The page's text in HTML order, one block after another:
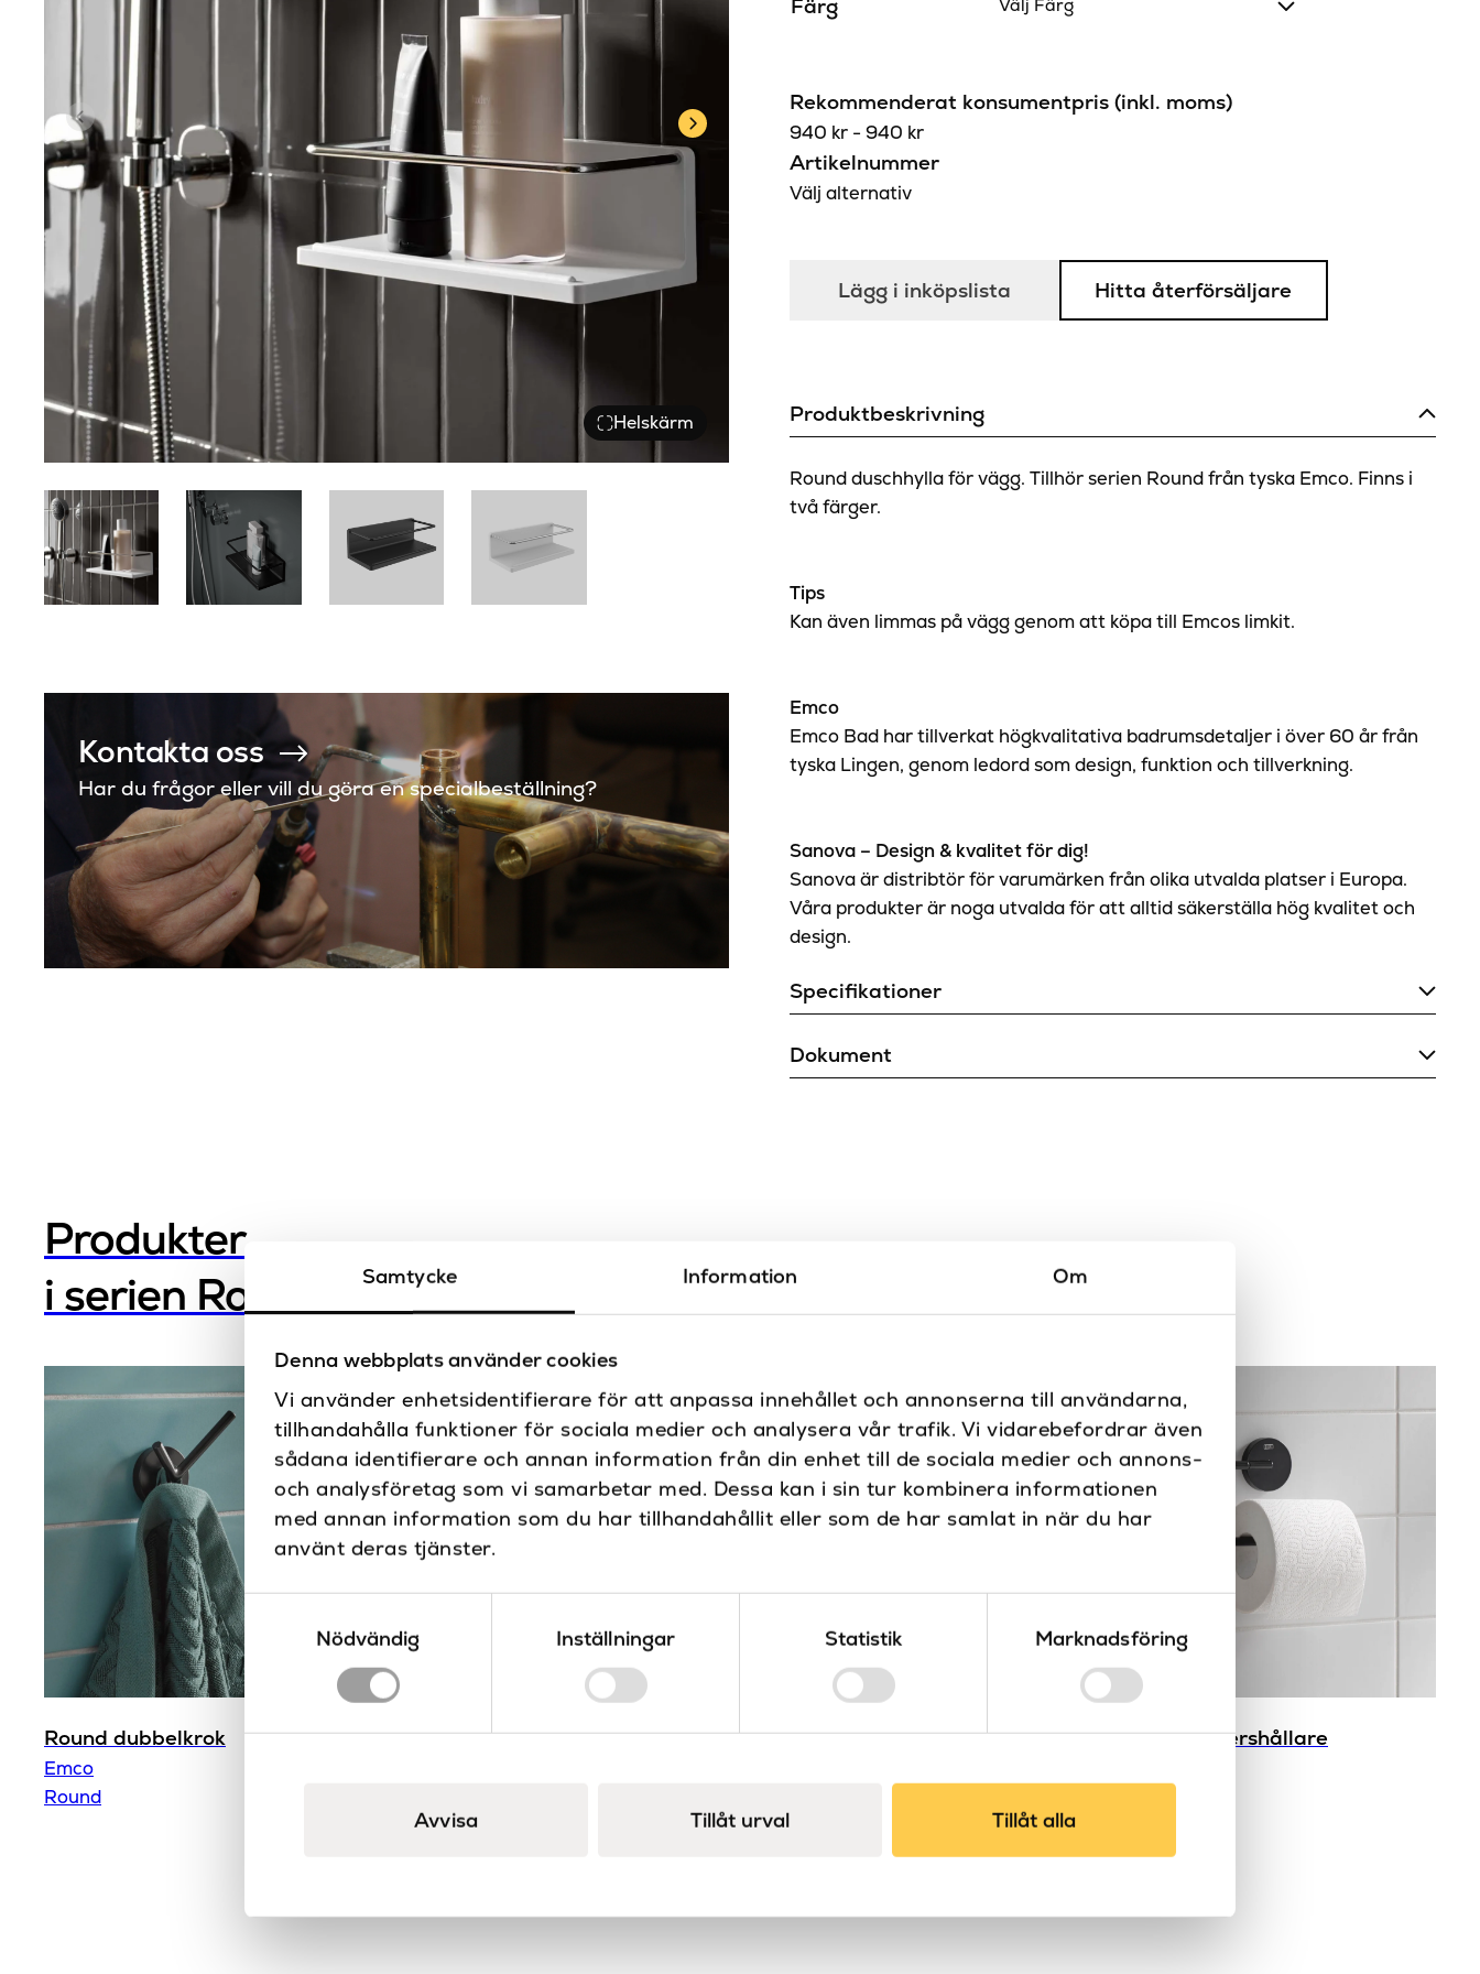
Samtycke Information Om
Denna webbplats använder cookies
Vi använder enhetsidentifierare för att anpassa innehållet och annonserna till användarna,
tillhandahålla funktioner för sociala medier och analysera vår trafik. Vi vidarebefordrar även
sådana identifierare och annan information från din enhet till de sociala medier och annons-
och analysföretag som vi samarbetar med. Dessa kan i sin tur kombinera informationen
med annan information som du har tillhandahållit eller som de har samlat in när du har
använt deras tjänster.
Samtyckesval
Nödvändig
Inställningar Statistik Marknadsföring
Avvisa Tillåt urval Tillåt alla
Helskärm
Kontakta oss
Har du frågor eller vill du göra en specialbeställning?
Färg Välj Färg
Rekommenderat konsumentpris (inkl. moms)
940 kr -940 kr
Artikelnummer
Välj alternativ
Lägg i inköpslista Hitta återförsäljare
Produktbeskrivning
Round duschhylla för vägg. Tillhör serien Round från tyska Emco. Finns i
två färger.
Tips
Kan även limmas på vägg genom att köpa till Emcos limkit.
Emco
Emco Bad har tillverkat högkvalitativa badrumsdetaljer i över 60 år från
tyska Lingen, genom ledord som design, funktion och tillverkning.
Sanova – Design & kvalitet för dig!
Sanova är distribtör för varumärken från olika utvalda platser i Europa.
Våra produkter är noga utvalda för att alltid säkerställa hög kvalitet och
design.
Specifikationer
Djup (mm)
100
Limbar
Ja
Placering
Vägg
Serie
Round
Varumärke
Emco
Dokument
Produkter
i serien Round
Round dubbelkrok
Emco
Round
Limbart monteringskit Round reservpappershållare Round pappershållare